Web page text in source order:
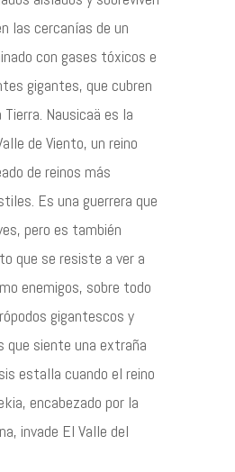
las cercanías de un
con gases tóxicos e
gigantes, que cubren
Nausicaä es la
de Viento, un reino
de reinos más
Es una guerrera que
pero es también
que se resiste a ver a
enemigos, sobre todo
gigantescos y
que siente una extraña
estalla cuando el reino
encabezado por la
invade El Valle del